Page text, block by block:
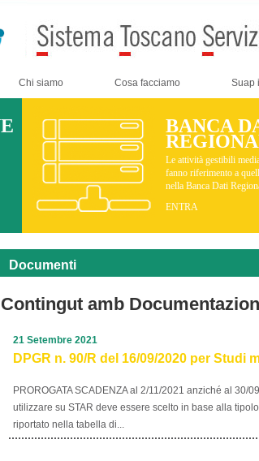
Chi siamo Cosa facciamo Suap
BANCA
Le attività gestibili
fanno riferimento a
nella Banca Dati
ENTRA
Documenti
Contingut amb
DPGR n. 90/R del 16/09/2020 per
PROROGATA SCADENZA al 2/11/2021 anziché al 30/
utilizzare su STAR deve essere scelto in base alla
riportato nella tabella di...
21 Setembre 2021